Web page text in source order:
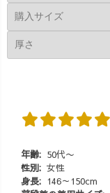
年齢: 50代〜
性別: 女性
身長: 146～150cm